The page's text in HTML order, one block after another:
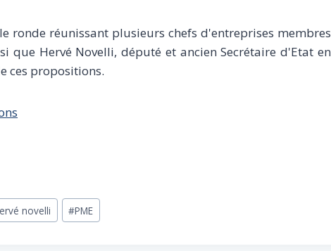
ronde réunissant plusieurs chefs d'entreprises membres
que Hervé Novelli, député et ancien Secrétaire d'Etat en
ces propositions.
novelli #PME